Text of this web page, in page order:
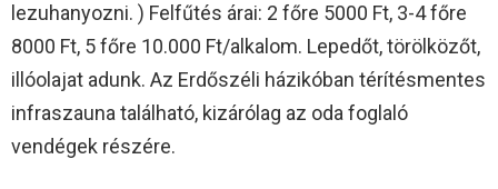
lezuhanyozni. ) Felfűtés árai: 2 főre 5000 Ft, 3-4 főre
8000 Ft, 5 főre 10.000 Ft/alkalom. Lepedőt, törölközőt,
illóolajat adunk. Az Erdőszéli házikóban térítésmentes
infraszauna található, kizárólag az oda foglaló
vendégek részére.